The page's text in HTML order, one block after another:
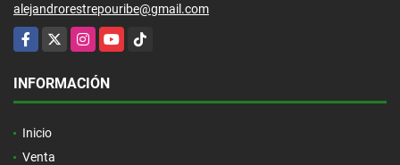
alejandrorestrepouribe@gmail.com
Facebook
X InstagramYouTubeTikTok
INFORMACIÓN
Inicio
Venta